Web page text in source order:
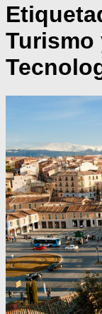
Turismo